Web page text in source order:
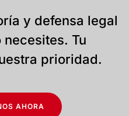
y defensa legal
Tu
prioridad.
AHORA